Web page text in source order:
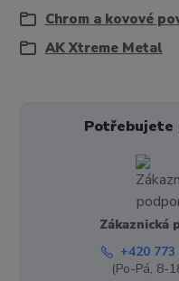
Chrom a kovové
AK Xtreme Metal
Potřebujete
Zákaznická
+420
(Po-Pá, 8-